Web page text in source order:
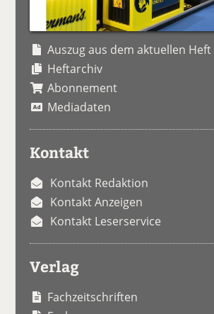
Auszug aus dem aktuellen Heft
Heftarchiv
Abonnement
Mediadaten
Kontakt
Kontakt Redaktion
Kontakt Anzeigen
Kontakt Leserservice
Verlag
Fachzeitschriften